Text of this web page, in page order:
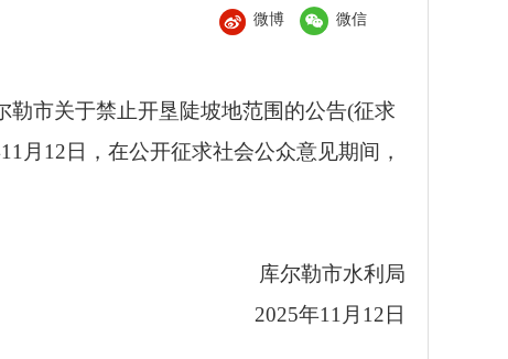
微博 微信
市关于禁止开垦陡坡地范围的公告(征求
月12日，在公开征求社会公众意见期间，
库尔勒市水利局
2025年11月12日